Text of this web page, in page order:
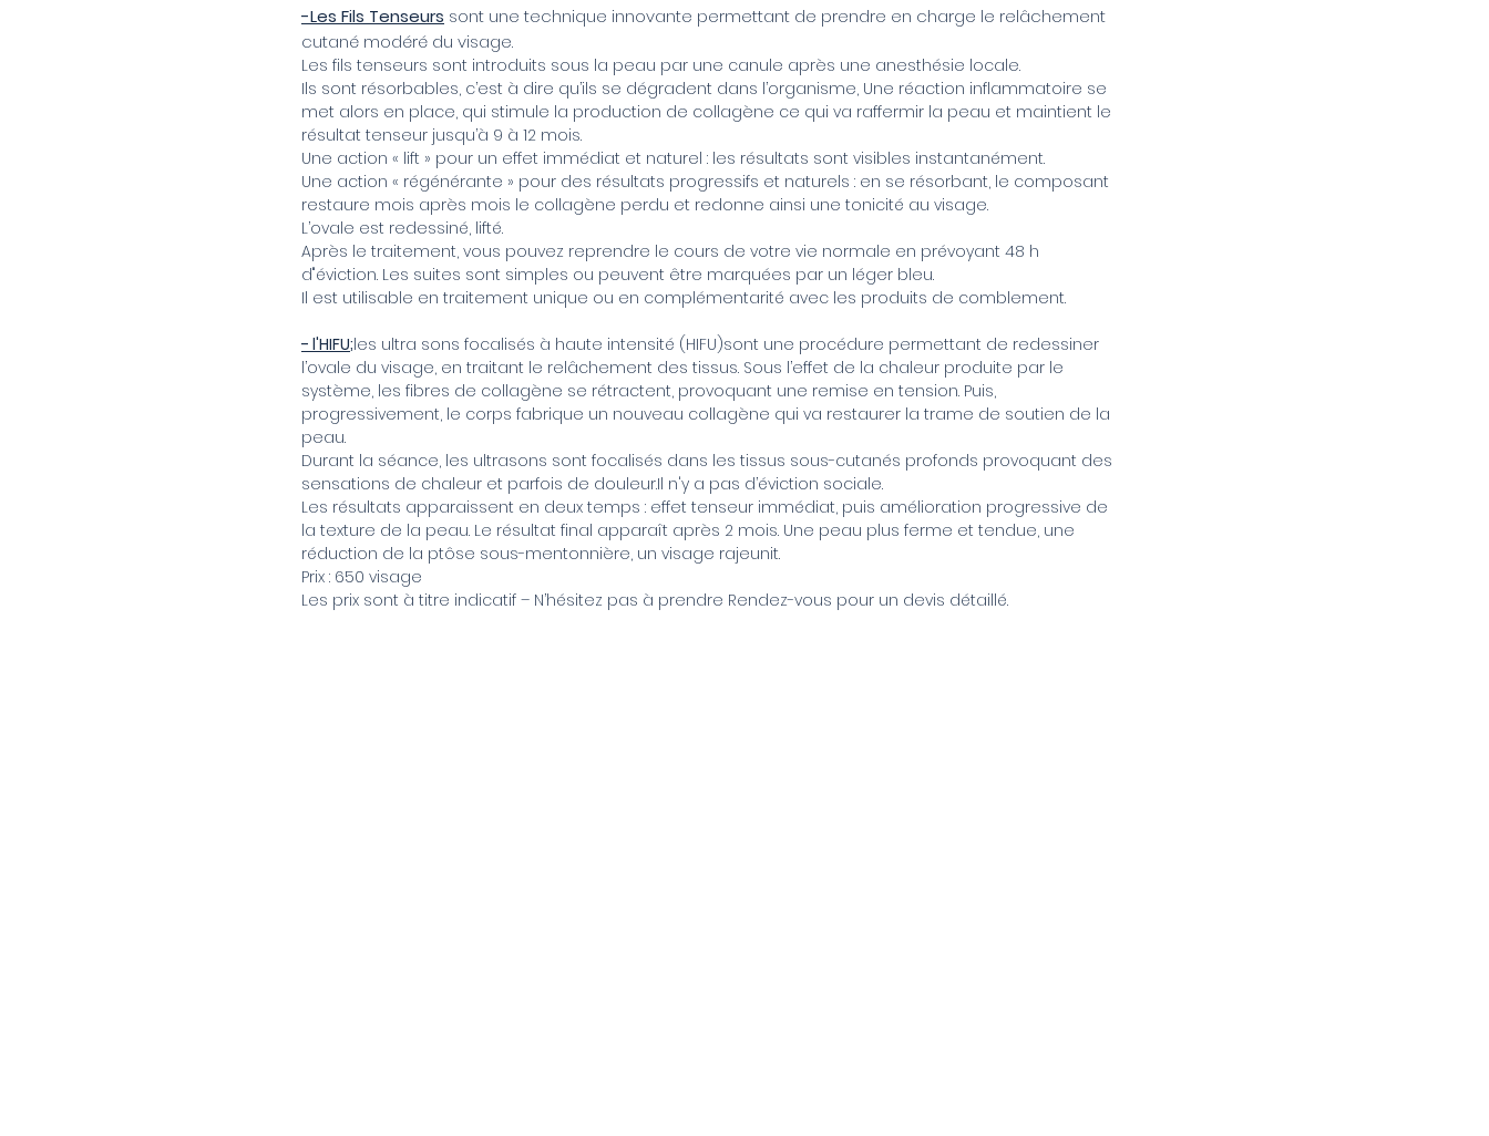
-Les Fils Tenseurs sont une technique innovante permettant de prendre en charge le relâchement
cutané modéré du visage.
Les fils tenseurs sont introduits sous la peau par une canule après une anesthésie locale.
Ils sont résorbables, c’est à dire qu’ils se dégradent dans l’organisme, Une réaction inflammatoire se
met alors en place, qui stimule la production de collagène ce qui va raffermir la peau et maintient le
résultat tenseur jusqu’à 9 à 12 mois.
Une action « lift » pour un effet immédiat et naturel : les résultats sont visibles instantanément.
Une action « régénérante » pour des résultats progressifs et naturels : en se résorbant, le composant
restaure mois après mois le collagène perdu et redonne ainsi une tonicité au visage.
L’ovale est redessiné, lifté.
Après le traitement, vous pouvez reprendre le cours de votre vie normale en prévoyant 48 h
d"éviction. Les suites sont simples ou peuvent être marquées par un léger bleu.
Il est utilisable en traitement unique ou en complémentarité avec les produits de comblement.
- l'HIFU;les ultra sons focalisés à haute intensité (HIFU)sont une procédure permettant de redessiner
l’ovale du visage, en traitant le relâchement des tissus. Sous l’effet de la chaleur produite par le
système, les fibres de collagène se rétractent, provoquant une remise en tension. Puis,
progressivement, le corps fabrique un nouveau collagène qui va restaurer la trame de soutien de la
peau.
Durant la séance, les ultrasons sont focalisés dans les tissus sous-cutanés profonds provoquant des
sensations de chaleur et parfois de douleur.Il n'y a pas d’éviction sociale.
Les résultats apparaissent en deux temps : effet tenseur immédiat, puis amélioration progressive de
la texture de la peau. Le résultat final apparaît après 2 mois. Une peau plus ferme et tendue, une
réduction de la ptôse sous-mentonnière, un visage rajeunit.
Prix : 650 visage
Les prix sont à titre indicatif – N’hésitez pas à prendre Rendez-vous pour un devis détaillé.